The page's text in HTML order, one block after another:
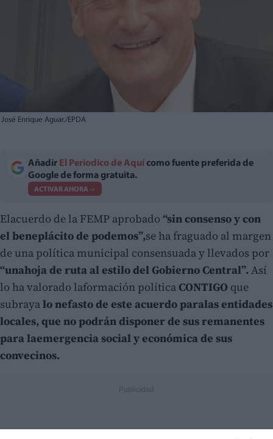
José Enrique Aguar./EPDA
Añadir El Periodico de Aquí como fuente preferida de
Google de forma gratuita.
ACTIVAR AHORA
Elacuerdo de la FEMP aprobado “sin consenso y con
el beneplácito de podemos”,se ha fraguado al margen
de una política municipal consensuada y llevados por
“unahoja de ruta al estilo del Gobierno Central”. Así
lo ha valorado laformación política CONTIGO que
subrayalo nefasto de este acuerdo paralas entidades
locales, que no podrán disponer de sus remanentes
para laemergencia social y económica de sus
convecinos.